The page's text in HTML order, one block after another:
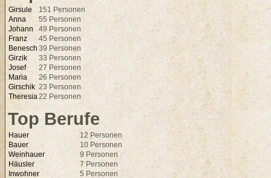
Girsule
151 Personen
Anna
55 Personen
Johann
49 Personen
Franz
45 Personen
Benesch 39 Personen
Girzik
33 Personen
Josef
27 Personen
Maria
26 Personen
Girschik 23 Personen
Theresia22 Personen
Top Berufe
Hauer
12 Personen
Bauer
10 Personen
Weinhauer
9 Personen
Häusler
7 Personen
Inwohner
5 Personen